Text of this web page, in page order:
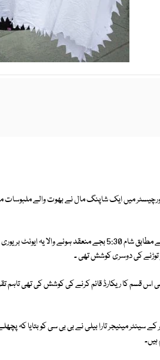
مقامی وقت کے مطابق شام 5:30 بجے منعقد
توڑنے کی دوسری کوشش تھی ۔
کے سینٹر مینیجر تارا بیلی نے بی بی سی کو بتایا کہ